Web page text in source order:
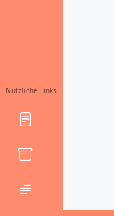
Nützliche Links